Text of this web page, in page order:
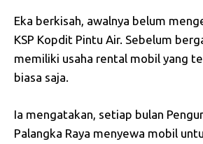
Eka berkisah, awalnya belum
KSP Kopdit Pintu Air. Sebelum
memiliki usaha rental mobil yang
biasa saja.
Ia mengatakan, setiap bulan
Palangka Raya menyewa mobil